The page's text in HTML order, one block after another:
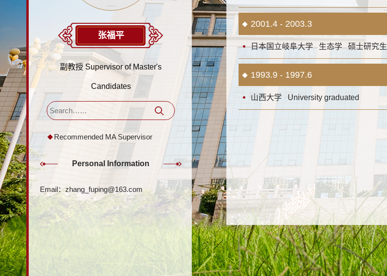
张福平
副教授 Supervisor of Master's
Candidates
Recommended MA Supervisor
Personal Information
Email：zhang_fuping@163.com
2001.4 - 2003.3
日本国立岐阜大学 生态学 硕士研究生
1993.9 - 1997.6
山西大学 University graduated